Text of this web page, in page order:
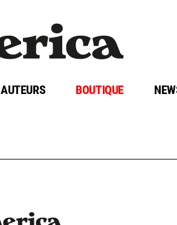
AUTEURS BOUTIQUE